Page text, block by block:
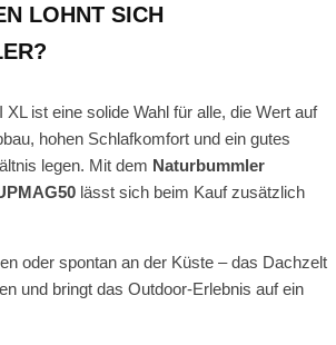
LOHNT SICH
ist eine solide Wahl für alle, die Wert auf
hohen Schlafkomfort und ein gutes
legen. Mit dem Naturbummler
lässt sich beim Kauf zusätzlich
oder spontan an der Küste – das Dachzelt
und bringt das Outdoor-Erlebnis auf ein